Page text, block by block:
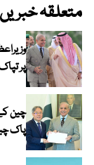
متعلقہ خبریں
پر
چین
پاک